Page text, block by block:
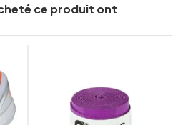
ce produit ont
shuffle
favorite_border